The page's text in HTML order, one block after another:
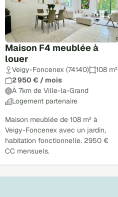
Maison F4 meublée à
louer
Veigy-Foncenex (74140)
108 m²
2 950 € / mois
À 7km de Ville-la-Grand
Logement partenaire
Maison meublée de 108 m² à
Veigy-Foncenex avec un jardin,
habitation fonctionnelle. 2950 €
CC mensuels.